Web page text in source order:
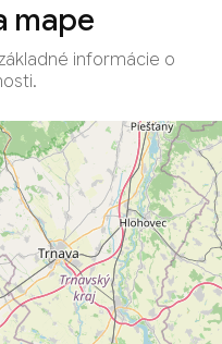
mape
informácie o